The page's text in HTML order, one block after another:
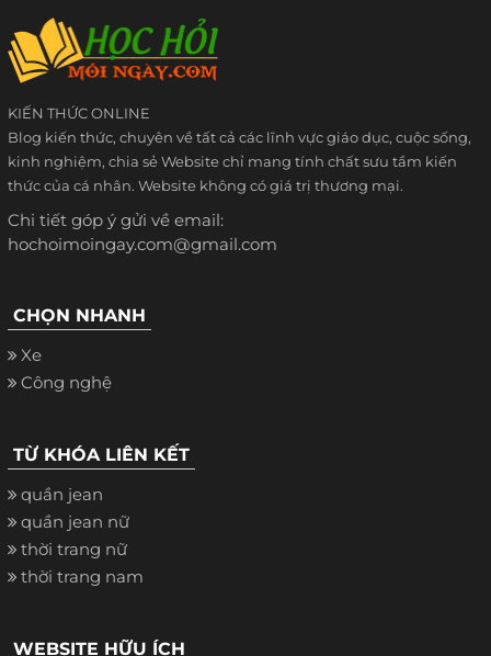
KIẾN THỨC ONLINE
Blog kiến thức, chuyên về tất cả các lĩnh vực giáo dục, cuộc sống,
kinh nghiệm, chia sẻ Website chỉ mang tính chất sưu tầm kiến
thức của cá nhân. Website không có giá trị thương mại.
Chi tiết góp ý gửi về email:
hochoimoingay.com@gmail.com
CHỌN NHANH
Xe
Công nghệ
TỪ KHÓA LIÊN KẾT
quần jean
quần jean nữ
thời trang nữ
thời trang nam
WEBSITE HỮU ÍCH